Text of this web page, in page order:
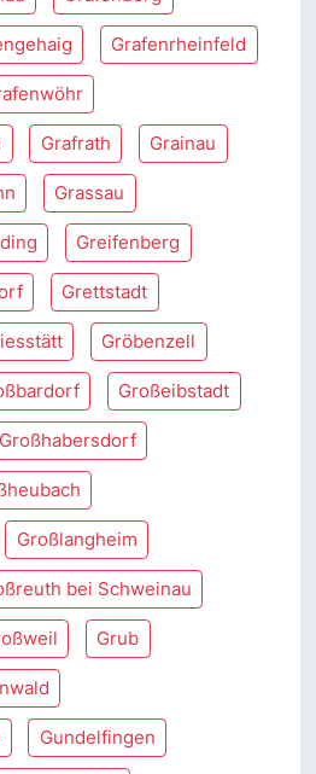
Grafenrheinfeld
Grafrath Grainau
Grassau
Greifenberg
Grettstadt
Gröbenzell
Großeibstadt
Großhabersdorf
Großlangheim
bei Schweinau
Grub
Gundelfingen